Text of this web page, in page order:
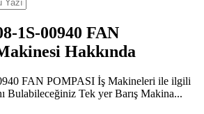
1S-00940 FAN
Hakkında
FAN POMPASI İş Makineleri ile ilgili
Bulabileceğiniz Tek yer Barış Makina...